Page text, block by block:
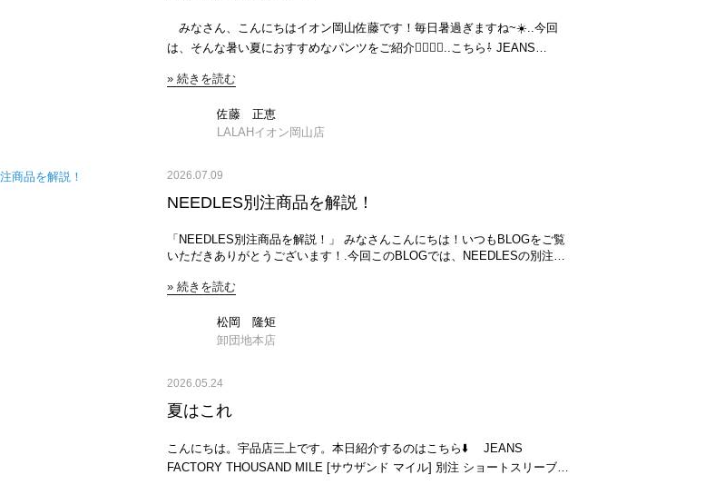
みなさん、こんにちはイオン岡山佐藤です！毎日暑過ぎますね~☀️..今回
は、そんな暑い夏におすすめなパンツをご紹介🙋🏻‍♀️✨..こちら⇩ JEANS
[IN25-PT-6 ¥10,890 暑い夏でも涼しく穿けるイージーパンツ✨..おすすめポ
◎・ワイドシルエットで体型カバー！・低身長さんもサイズSがピッタリ..
全5柄着比べてみました⭐︎.【BLK ST】 JEANS FACTORY nenom [ネノム]
JEANS FACTORY CLOCHE [クロシェ] サテン風レースキャミソール
[61285710] 2 ブラック ¥8,349 JEANS FACTORY Americana [アメリカーナ]
47 クリーンナップキャップ [FC-001] ONE SIZE ¥9,075 JEANS FACTORY
ースキャミでトレンドコーデに。..【GRN CHK】 JEANS FACTORY USINE
[ユジーヌ] シアーオーバーサイズシャツ [IN9-SH-6] F チャコール ¥11,495
[62610524] F RED ¥6,352 JEANS FACTORY CONVERSE [コンバース] キ
ラータンクで、明るいカラー合わせに💛..【BRN CHK】 JEANS FACTORY
Jeans Factory Clothes [ジーンズファクトリークローズ] 接触冷感ノースリ
FACTORY THE NORTH FACE [ザ ノースフェイス] グラニュール
ラ] 9TWENTY MLBサイドパッチ ロサンゼルス・ドジャース ¥3,726 Tシャ
ツにウエストポーチ合わせでラフなカジュアルスタイル🧢楽ちんなのにお洒
落見えするお気に入りコーデ！..いかがでしたか？柄パンツは難しそうだな
» 続きを読む
佐藤 正恵
LALAHイオン岡山店
2026.07.09
NEEDLES別注商品を解説！
「NEEDLES別注商品を解説！」 みなさんこんにちは！いつもBLOGをご覧
いただきありがとうございます！.今回このBLOGでは、NEEDLESの別注商
か手に入らない特別な商品。是非、ゲットしてみてください！↓気になる商
トラックパンツ [SX1664-JF] M BROWN ¥25,410 JEANS FACTORY
Needles [ニードルズ] 別注 ヒザデルトラックパンツ [SX1664-JF] 1 BROWN
わず大人気の型。.ジャージっぽくなりすぎずTシャツやシャツと合わせるだ
けでオシャレなコーディネートが完成します。 カラー展開は、2色展開。ブ
ラウン×ブルーネイビー×ブラウンどちらも春夏だけでなくオールシーズン
なかったので特にオススメです◎シャツやジャケットなどキレイめでも合わ
せれそうです。.サイズ展開も豊富でレディースサイズに1、2メンズサイズ
» 続きを読む
松岡 隆矩
卸団地本店
2026.05.24
夏はこれ
こんにちは。宇品店三上です。本日紹介するのはこちら⬇️ JEANS
FACTORY THOUSAND MILE [サウザンド マイル] 別注 ショートスリーブシ